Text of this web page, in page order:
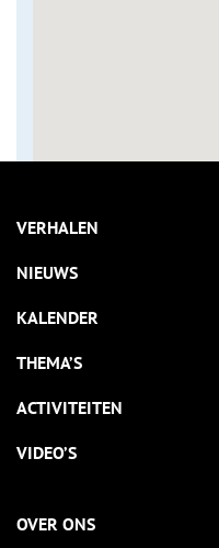
VERHALEN
NIEUWS
KALENDER
THEMA’S
ACTIVITEITEN
VIDEO’S
OVER ONS